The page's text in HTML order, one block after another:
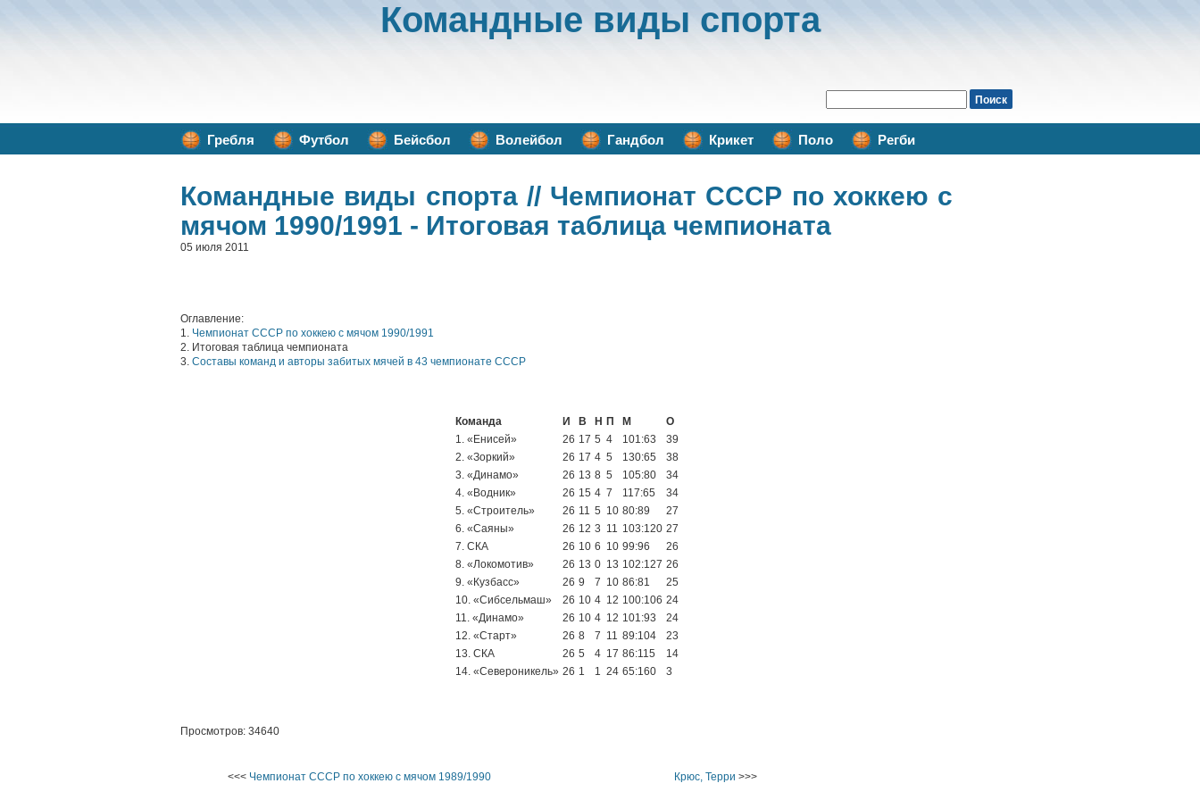
Командные виды спорта
Гребля Футбол Бейсбол Волейбол Гандбол Крикет Поло Регби
Командные виды спорта// Чемпионат СССР по хоккею с
мячом 1990/1991 - Итоговая таблица чемпионата
05 июля 2011
Оглавление:
1. Чемпионат СССР по хоккею с мячом 1990/1991
2. Итоговая таблица чемпионата
3. Составы команд и авторы забитых мячей в 43 чемпионате СССР
Команда И В Н П М
О
1. «Енисей»
26 17 5 4 101:63
39
2. «Зоркий»
26 17 4 5 130:65
38
3. «Динамо»
26 13 8 5 105:80
34
4. «Водник»
26 15 4 7 117:65
34
5. «Строитель»
26 11 5 10 80:89
27
6. «Саяны»
26 12 3 11 103:120 27
7. СКА
26 10 6 10 99:96
26
8. «Локомотив»
26 13 0 13 102:127 26
9. «Кузбасс»
26 9 7 10 86:81
25
10. «Сибсельмаш»
26 10 4 12 100:106 24
11. «Динамо»
26 10 4 12 101:93
24
12. «Старт»
26 8 7 11 89:104
23
13. СКА
26 5 4 17 86:115
14
14. «Североникель» 26 1 1 24 65:160 3
Просмотров: 34640
<<< Чемпионат СССР по хоккею с мячом 1989/1990 Крюс, Терри >>>